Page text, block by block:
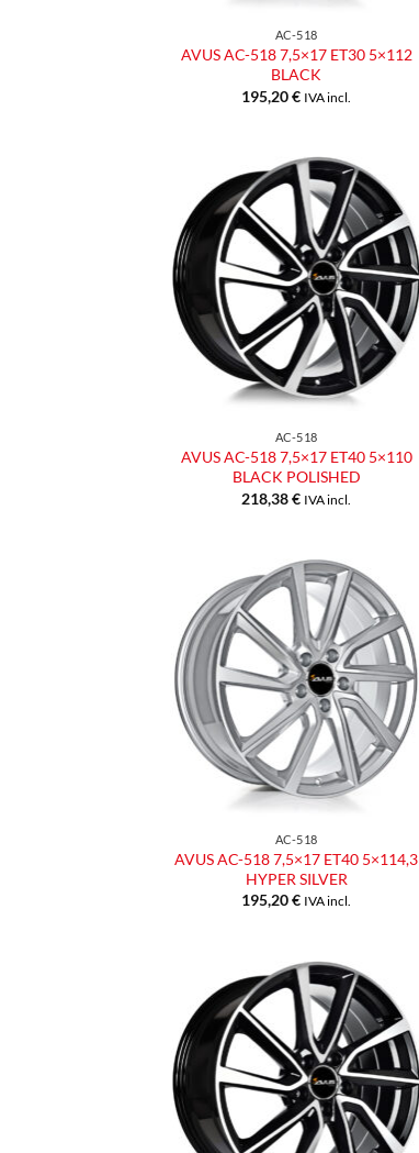
AC-518
AVUS AC-518 7,5×17 ET30 5×112
BLACK
195,20€ IVA incl.
Aggiungi
alla lista
dei
desideri
AC-518
AVUS AC-518 7,5×17 ET40 5×110
BLACK POLISHED
218,38€ IVA incl.
Aggiungi
alla lista
dei
desideri
AC-518
AVUS AC-518 7,5×17 ET40 5×114,3
HYPER SILVER
195,20€ IVA incl.
Aggiungi
alla lista
dei
desideri